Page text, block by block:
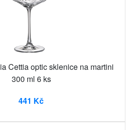
Cettia optic sklenice na martini
300 ml 6 ks
441 Kč